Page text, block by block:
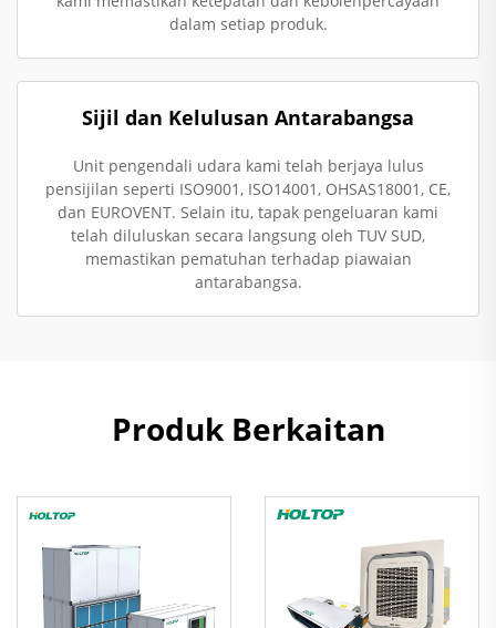
dalam setiap produk.
Sijil dan Kelulusan Antarabangsa
Unit pengendali udara kami telah berjaya lulus
pensijilan seperti ISO9001, ISO14001, OHSAS18001, CE,
dan EUROVENT. Selain itu, tapak pengeluaran kami
telah diluluskan secara langsung oleh TUV SUD,
memastikan pematuhan terhadap piawaian
antarabangsa.
Produk Berkaitan